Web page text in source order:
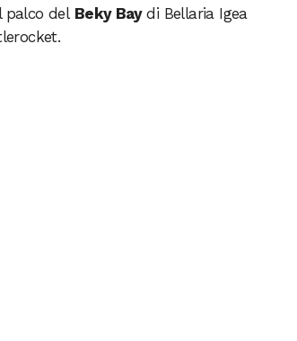
palco del Beky Baydi Bellaria Igea